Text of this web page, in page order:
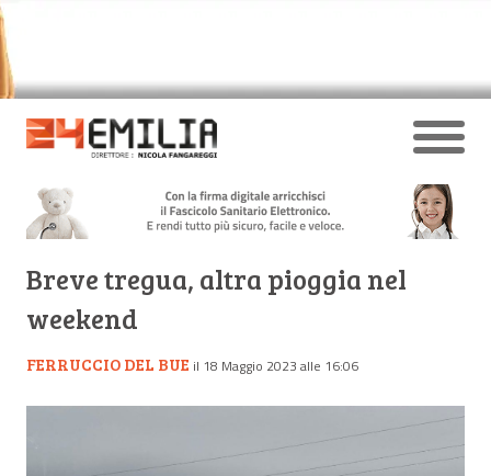
Breve tregua, altra pioggia nel
weekend
FERRUCCIO DEL BUE il 18 Maggio 2023 alle 16:06